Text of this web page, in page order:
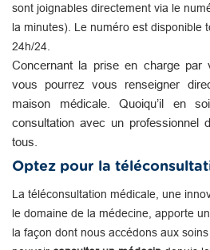
sont joignables directement via le
la minutes). Le numéro est disponible
24h/24.
Concernant la prise en charge par
vous pourrez vous renseigner
maison médicale. Quoiqu’il en
consultation avec un professionnel
tous.
Optez pour la
La téléconsultation médicale, une
le domaine de la médecine, apporte
la façon dont nous accédons aux